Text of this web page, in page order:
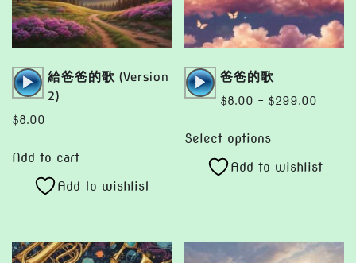
Audio
Player
給爸爸的歌 (Version
2)
$8.00
Add to cart
Add to wishlist
Audio
Player
爸爸的歌
$8.00 – $299.00
Select options
has
options
Add to wishlist